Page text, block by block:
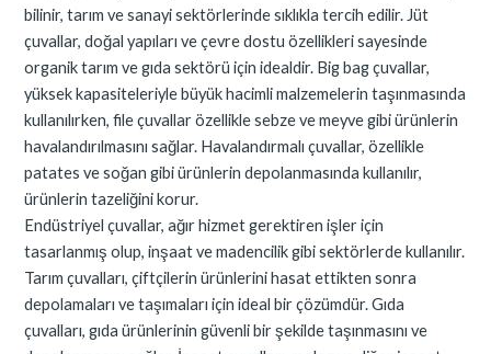
bilinir, tarım ve sanayi sektörlerinde sıklıkla tercih edilir. Jüt
çuvallar, doğal yapıları ve çevre dostu özellikleri sayesinde
organik tarım ve gıda sektörü için idealdir. Big bag çuvallar,
yüksek kapasiteleriyle büyük hacimli malzemelerin taşınmasında
kullanılırken, file çuvallar özellikle sebze ve meyve gibi ürünlerin
havalandırılmasını sağlar. Havalandırmalı çuvallar, özellikle
patates ve soğan gibi ürünlerin depolanmasında kullanılır,
ürünlerin tazeliğini korur.
Endüstriyel çuvallar, ağır hizmet gerektiren işler için
tasarlanmış olup, inşaat ve madencilik gibi sektörlerde kullanılır.
Tarım çuvalları, çiftçilerin ürünlerini hasat ettikten sonra
depolamaları ve taşımaları için ideal bir çözümdür. Gıda
çuvalları, gıda ürünlerinin güvenli bir şekilde taşınmasını ve